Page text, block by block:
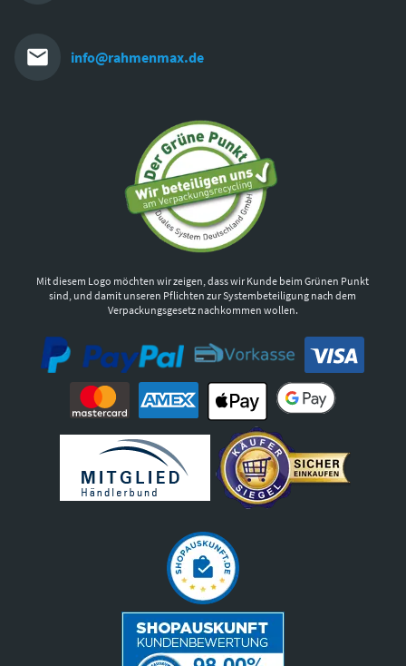
info@rahmenmax.de
Mit diesem Logo möchten wir zeigen, dass wir Kunde beim Grünen Punkt
sind, und damit unseren Pflichten zur Systembeteiligung nach dem
Verpackungsgesetz nachkommen wollen.